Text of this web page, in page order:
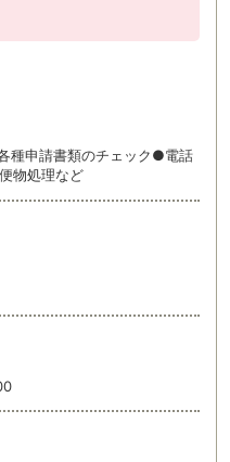
種申請書類のチェック●電話
物処理など